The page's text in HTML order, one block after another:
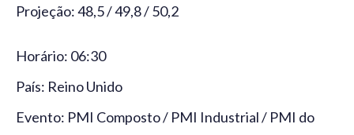
Projeção: 48,5 / 49,8 / 50,2
Horário: 06:30
País: Reino Unido
Evento: PMI Composto / PMI Industrial / PMI do